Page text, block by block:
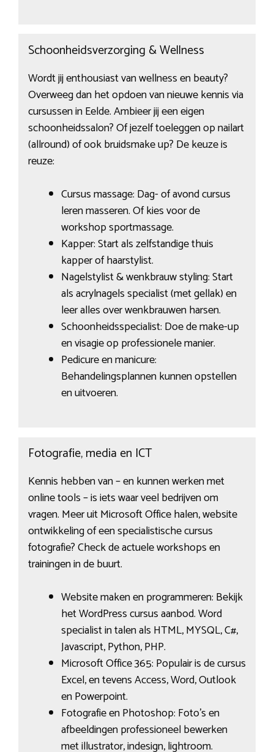
Schoonheidsverzorging & Wellness
Wordt jij enthousiast van wellness en beauty?
Overweeg dan het opdoen van nieuwe kennis via
cursussen in Eelde. Ambieer jij een eigen
schoonheidssalon? Of jezelf toeleggen op nailart
(allround) of ook bruidsmake up? De keuze is
reuze:
Cursus massage: Dag- of avond cursus
leren masseren. Of kies voor de
workshop sportmassage.
Kapper: Start als zelfstandige thuis
kapper of haarstylist.
Nagelstylist & wenkbrauw styling: Start
als acrylnagels specialist (met gellak) en
leer alles over wenkbrauwen harsen.
Schoonheidsspecialist: Doe de make-up
en visagie op professionele manier.
Pedicure en manicure:
Behandelingsplannen kunnen opstellen
en uitvoeren.
Fotografie, media en ICT
Kennis hebben van – en kunnen werken met
online tools – is iets waar veel bedrijven om
vragen. Meer uit Microsoft Office halen, website
ontwikkeling of een specialistische cursus
fotografie? Check de actuele workshops en
trainingen in de buurt.
Website maken en programmeren: Bekijk
het WordPress cursus aanbod. Word
specialist in talen als HTML, MYSQL, C#,
Javascript, Python, PHP.
Microsoft Office 365: Populair is de cursus
Excel, en tevens Access, Word, Outlook
en Powerpoint.
Fotografie en Photoshop: Foto’s en
afbeeldingen professioneel bewerken
met illustrator, indesign, lightroom.